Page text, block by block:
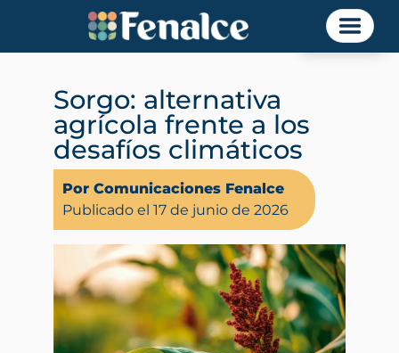
Noticias
Sorgo: alternativa
agrícola frente a los
desafíos climáticos
Por Comunicaciones Fenalce
Publicado el 17 de junio de 2026